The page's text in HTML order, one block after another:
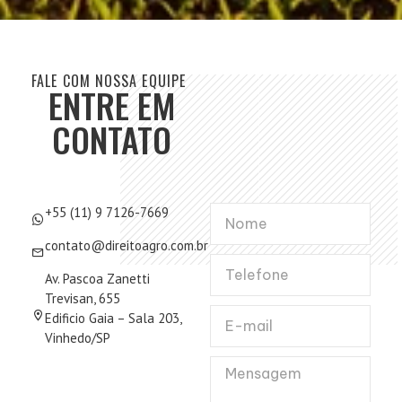
FALE COM NOSSA EQUIPE
ENTRE EM
CONTATO
+55 (11) 9 7126-7669
contato@direitoagro.com.br
Av. Pascoa Zanetti
Trevisan, 655
Edificio Gaia – Sala 203,
Vinhedo/SP